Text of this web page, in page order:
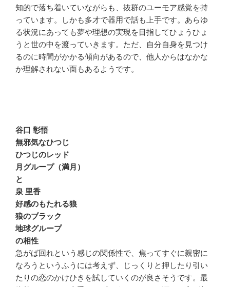
知的で落ち着いていながらも、抜群のユーモア感覚を持
っています。しかも多才で器用で話も上手です。あらゆ
る状況にあっても夢や理想の実現を目指してひょうひょ
うと世の中を渡っていきます。ただ、自分自身を見つけ
るのに時間がかかる傾向があるので、他人からはなかな
か理解されない面もあるようです。
谷口 彰悟
無邪気なひつじ
ひつじのレッド
月グループ（満月）
と
泉 里香
好感のもたれる狼
狼のブラック
地球グループ
の相性
急がば回れという感じの関係性で、焦ってすぐに親密に
なろうというふうには考えず、じっくりと押したり引い
たりの恋のかけひきを試していくのが良さそうです。最